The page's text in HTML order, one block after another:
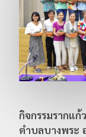
กิจกรรมรากแ
ตำบลบางพระ